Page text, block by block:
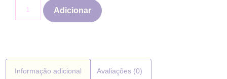
Adicionar
Informação adicional Avaliações (0)